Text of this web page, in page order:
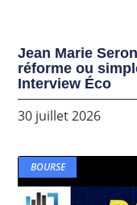
Jean Marie
réforme ou
Interview Éco
30 juillet 2026
BOURSE